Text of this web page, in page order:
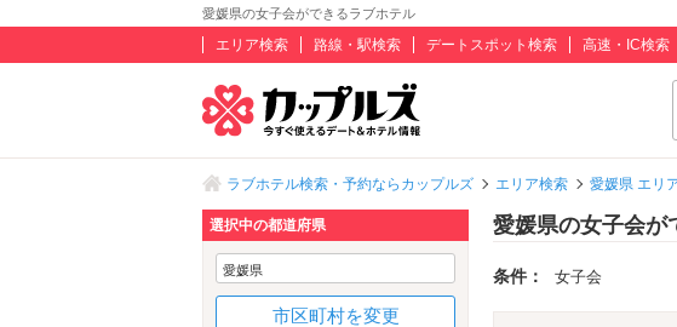
愛媛県の女子会ができるラブホテル
エリア検索 路線・駅検索 デートスポット検索 高速・IC検索
ラブホテル検索・予約ならカップルズ エリア検索 愛媛県 エリ
愛媛県の女子会が
条件： 女子会
選択中の都道府県
愛媛県
市区町村を変更